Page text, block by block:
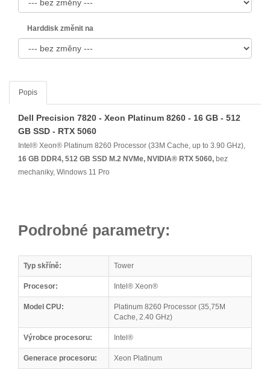
Harddisk změnit na
Popis
Dell Precision 7820 - Xeon Platinum 8260 - 16 GB - 512
GB SSD - RTX 5060
Intel® Xeon® Platinum 8260 Processor (33M Cache, up to 3.90 GHz),
16 GB DDR4, 512 GB SSD M.2 NVMe, NVIDIA® RTX 5060, bez
mechaniky, Windows 11 Pro
Podrobné parametry:
Typ skříně: Tower
Procesor: Intel® Xeon®
Model CPU:
Platinum 8260 Processor (35,75M
Cache, 2.40 GHz)
Výrobce procesoru: Intel®
Generace procesoru: Xeon Platinum